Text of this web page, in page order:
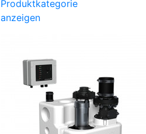
Produktkategorie
anzeigen